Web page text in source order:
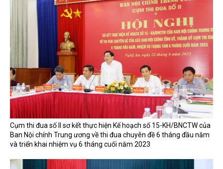
Cụm thi đua số II sơ kết thực hiện Kế hoạch số 15-KH/BNCTW của
Ban Nội chính Trung ương về thi đua chuyên đề 6 tháng đầu năm
và triển khai nhiệm vụ 6 tháng cuối năm 2023